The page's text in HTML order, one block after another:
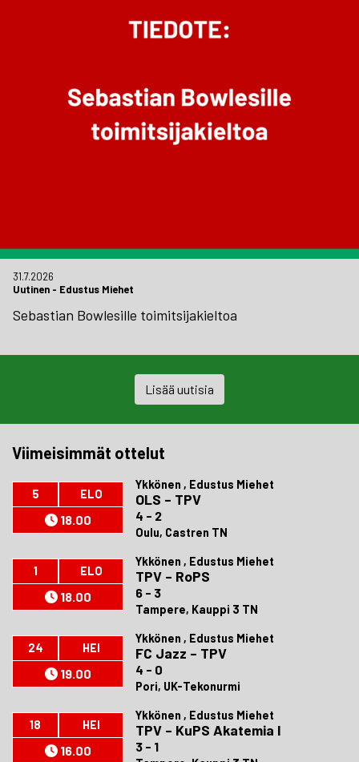
31.7.2026
Uutinen - Edustus Miehet
Sebastian Bowlesille toimitsijakieltoa
Lisää uutisia
Viimeisimmät ottelut
5 ELO
18.00
Ykkönen , Edustus Miehet
OLS – TPV
4 - 2
Oulu, Castren TN
1 ELO
18.00
Ykkönen , Edustus Miehet
TPV – RoPS
6 - 3
Tampere, Kauppi 3 TN
24 HEI
19.00
Ykkönen , Edustus Miehet
FC Jazz – TPV
4 - 0
Pori, UK-Tekonurmi
18 HEI
16.00
Ykkönen , Edustus Miehet
TPV – KuPS Akatemia I
3 - 1